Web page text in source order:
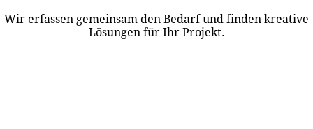
Wir erfassen gemeinsam den Bedarf und finden kreative
Lösungen für Ihr Projekt.